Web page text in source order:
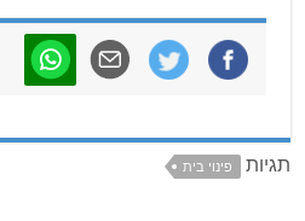
תגיות פינוי בית